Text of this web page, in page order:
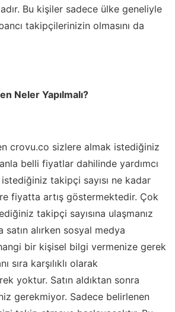
Bu kişiler sadece ülke geneliyle
takipçilerinizin olmasını da
Neler Yapılmalı?
crovu.co sizlere almak istediğiniz
belli fiyatlar dahilinde yardımcı
takipçi sayısı ne kadar
fiyatta artış göstermektedir. Çok
takipçi sayısına ulaşmanız
satın alırken sosyal medya
bir kişisel bilgi vermenize gerek
sıra karşılıklı olarak
yoktur. Satın aldıktan sonra
gerekmiyor. Sadece belirlenen